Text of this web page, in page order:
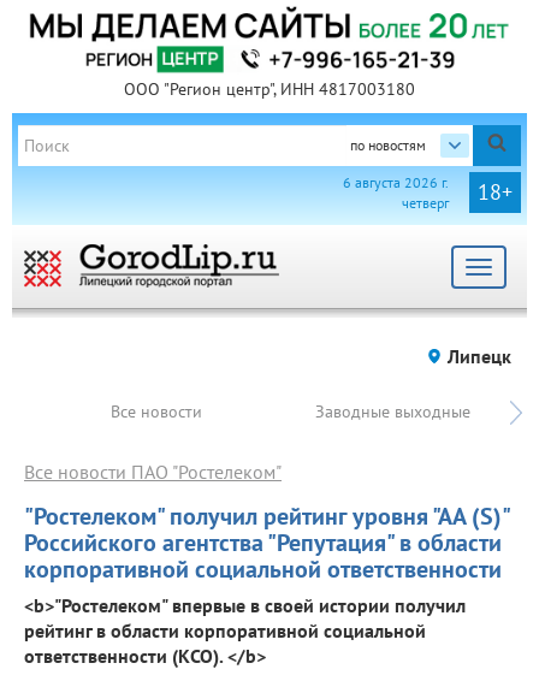
ООО "Регион центр", ИНН 4817003180
по новостям
18+
6 августа 2026 г.
четверг
Toggle
Липецк
Все новости Заводные выходные
"Ростелеком" получил рейтинг уровня "АА (S)"
Российского агентства "Репутация" в области
корпоративной социальной ответственности
Все новости ПАО "Ростелеком"
<b>"Ростелеком" впервые в своей истории получил
рейтинг в области корпоративной социальной
ответственности (КСО). </b>